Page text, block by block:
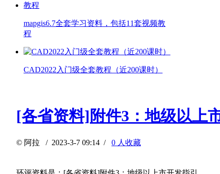
mapgis6.7全套学习资料，包括11套视频教
程
CAD2022入门级全套教程（近200课时）
[各省资料]附件3：地级以上
© 阿拉 / 2023-3-7 09:14 / 0 人收藏